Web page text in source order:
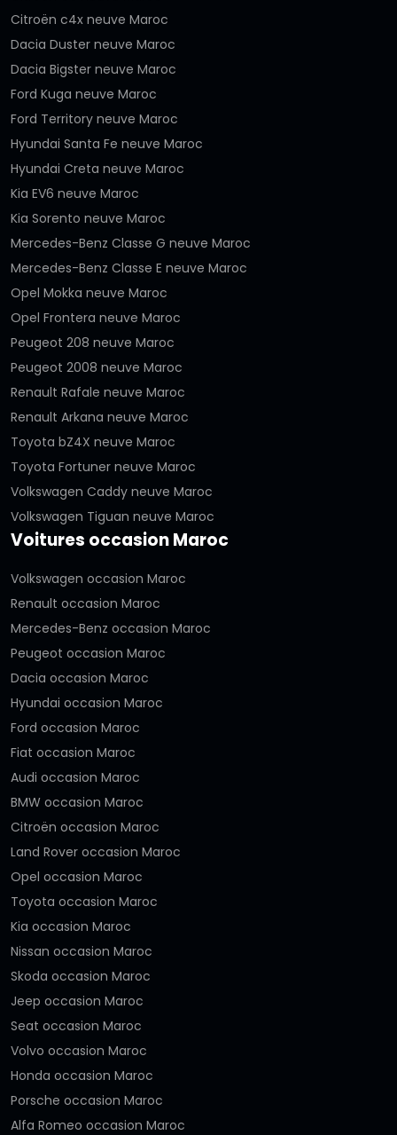
Citroën c4x neuve Maroc
Dacia Duster neuve Maroc
Dacia Bigster neuve Maroc
Ford Kuga neuve Maroc
Ford Territory neuve Maroc
Hyundai Santa Fe neuve Maroc
Hyundai Creta neuve Maroc
Kia EV6 neuve Maroc
Kia Sorento neuve Maroc
Mercedes-Benz Classe G neuve Maroc
Mercedes-Benz Classe E neuve Maroc
Opel Mokka neuve Maroc
Opel Frontera neuve Maroc
Peugeot 208 neuve Maroc
Peugeot 2008 neuve Maroc
Renault Rafale neuve Maroc
Renault Arkana neuve Maroc
Toyota bZ4X neuve Maroc
Toyota Fortuner neuve Maroc
Volkswagen Caddy neuve Maroc
Volkswagen Tiguan neuve Maroc
Voitures occasion Maroc
Volkswagen occasion Maroc
Renault occasion Maroc
Mercedes-Benz occasion Maroc
Peugeot occasion Maroc
Dacia occasion Maroc
Hyundai occasion Maroc
Ford occasion Maroc
Fiat occasion Maroc
Audi occasion Maroc
BMW occasion Maroc
Citroën occasion Maroc
Land Rover occasion Maroc
Opel occasion Maroc
Toyota occasion Maroc
Kia occasion Maroc
Nissan occasion Maroc
Skoda occasion Maroc
Jeep occasion Maroc
Seat occasion Maroc
Volvo occasion Maroc
Honda occasion Maroc
Porsche occasion Maroc
Alfa Romeo occasion Maroc